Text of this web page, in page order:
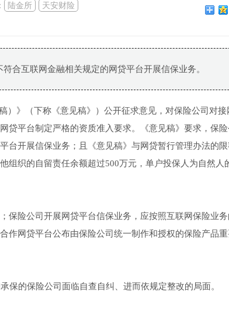
陆金所 天安财险
合互联网金融相关规定的网贷平台开展信保业务。
）》（下称《意见稿》）公开征求意见，对保险公司对接
贷平台制定严格的资质准入要求。《意见稿》要求，保
台开展信保业务；且《意见稿》与网贷暂行管理办法的
组织的自留责任余额超过500万元，单户投保人为自然人
保险公司开展网贷平台信保业务，应按照互联网保险业
作网贷平台公布由保险公司统一制作和授权的保险产品
保的保险公司面临自查自纠、进而依规定整改的局面。